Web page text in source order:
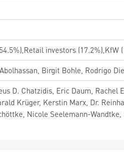
investors (17.2%),KfW
Birgit Bohle, Rodrigo
D. Chatzidis, Eric Daum,
Krüger, Kerstin Marx, Dr.
Nicole Seelemann-